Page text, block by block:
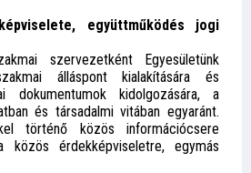
együttműködés jogi
szervezetként Egyesületünk
álláspont kialakítására és
dokumentumok kidolgozására, a
és társadalmi vitában egyaránt.
történő közös információcsere
érdekképviseletre, egymás